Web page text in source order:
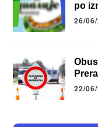
po
26/
22/